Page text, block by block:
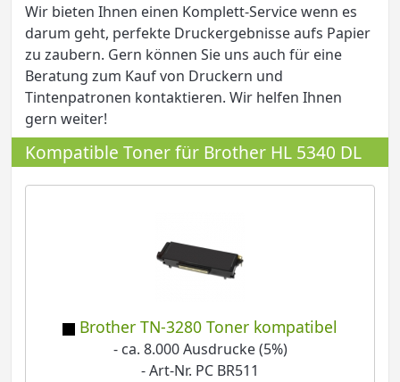
Wir bieten Ihnen einen Komplett-Service wenn es
darum geht, perfekte Druckergebnisse aufs Papier
zu zaubern. Gern können Sie uns auch für eine
Beratung zum Kauf von Druckern und
Tintenpatronen kontaktieren. Wir helfen Ihnen
gern weiter!
Kompatible Toner für Brother HL 5340 DL
Brother TN-3280 Toner kompatibel
- ca. 8.000 Ausdrucke (5%)
- Art-Nr. PC BR511